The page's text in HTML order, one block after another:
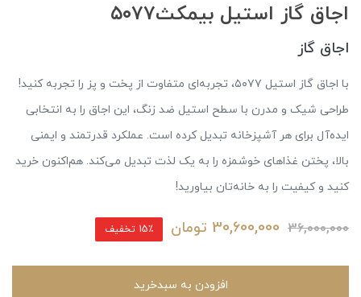
اجاق گاز استیل بیمکث۵۰۷۷
اجاق گاز
با اجاق گاز استیل ۵۰۷۷، تجربه‌ای متفاوت از پخت و پز را تجربه کنید!
طراحی شیک و مدرن با سطح استیل ضد زنگ، این اجاق را به انتخابی
ایده‌آل برای هر آشپزخانه تبدیل کرده است. عملکرد قدرتمند و ایمنی
بالا، پختن غذاهای خوشمزه را به یک لذت تبدیل می‌کند. هم‌اکنون خرید
کنید و کیفیت را به خانه‌تان بیاورید!
36,000,000
30,600,000 تومان 15٪ تخفیف
افزودن به سبدخرید